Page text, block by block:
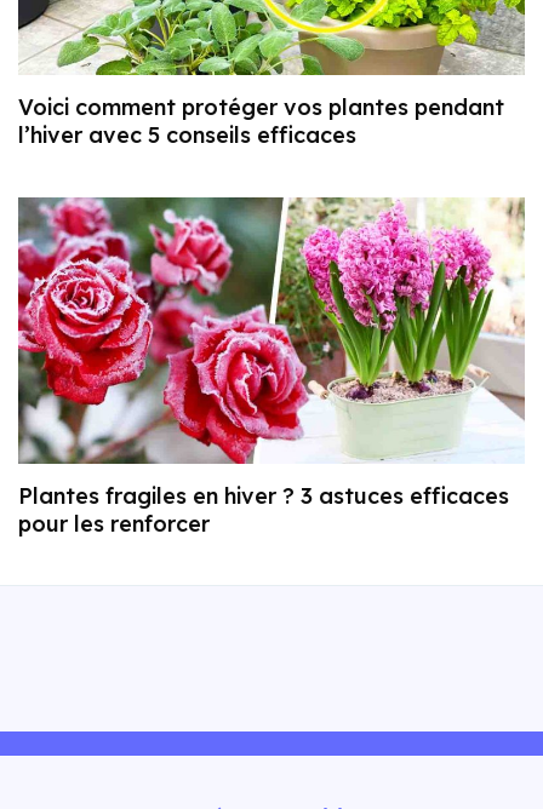
Voici comment protéger vos plantes pendant
l’hiver avec 5 conseils efficaces
Plantes fragiles en hiver ? 3 astuces efficaces
pour les renforcer